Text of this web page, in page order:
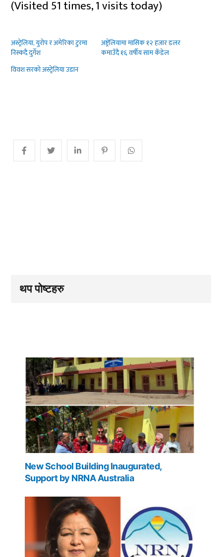
(Visited 51 times, 1 visits today)
अस्ट्रेलिया, युरोप र अमेरिका टुरमा
निस्कदै दुर्गेश
अष्ट्रेलियामा मासिक १२ हजार डलर
कमाउँदै १६ वर्षीय साम कँडेल
विवश सरको अस्ट्रेलिया उडान
थप पोष्टहरु
New School Building Inaugurated,
Support by NRNA Australia